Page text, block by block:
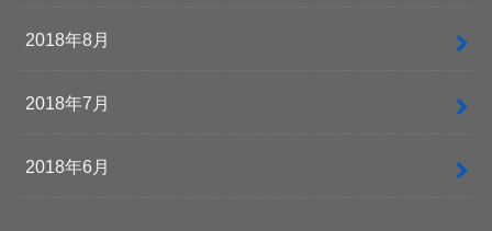
2018年8月
2018年7月
2018年6月